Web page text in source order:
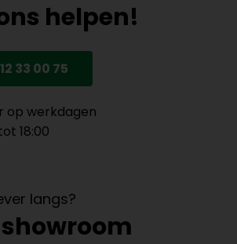
helpen!
33 00 75
op werkdagen
18:00
langs?
showroom